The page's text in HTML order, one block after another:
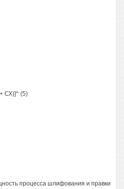
СХ)]^ (5)
процесса шлифования и правки